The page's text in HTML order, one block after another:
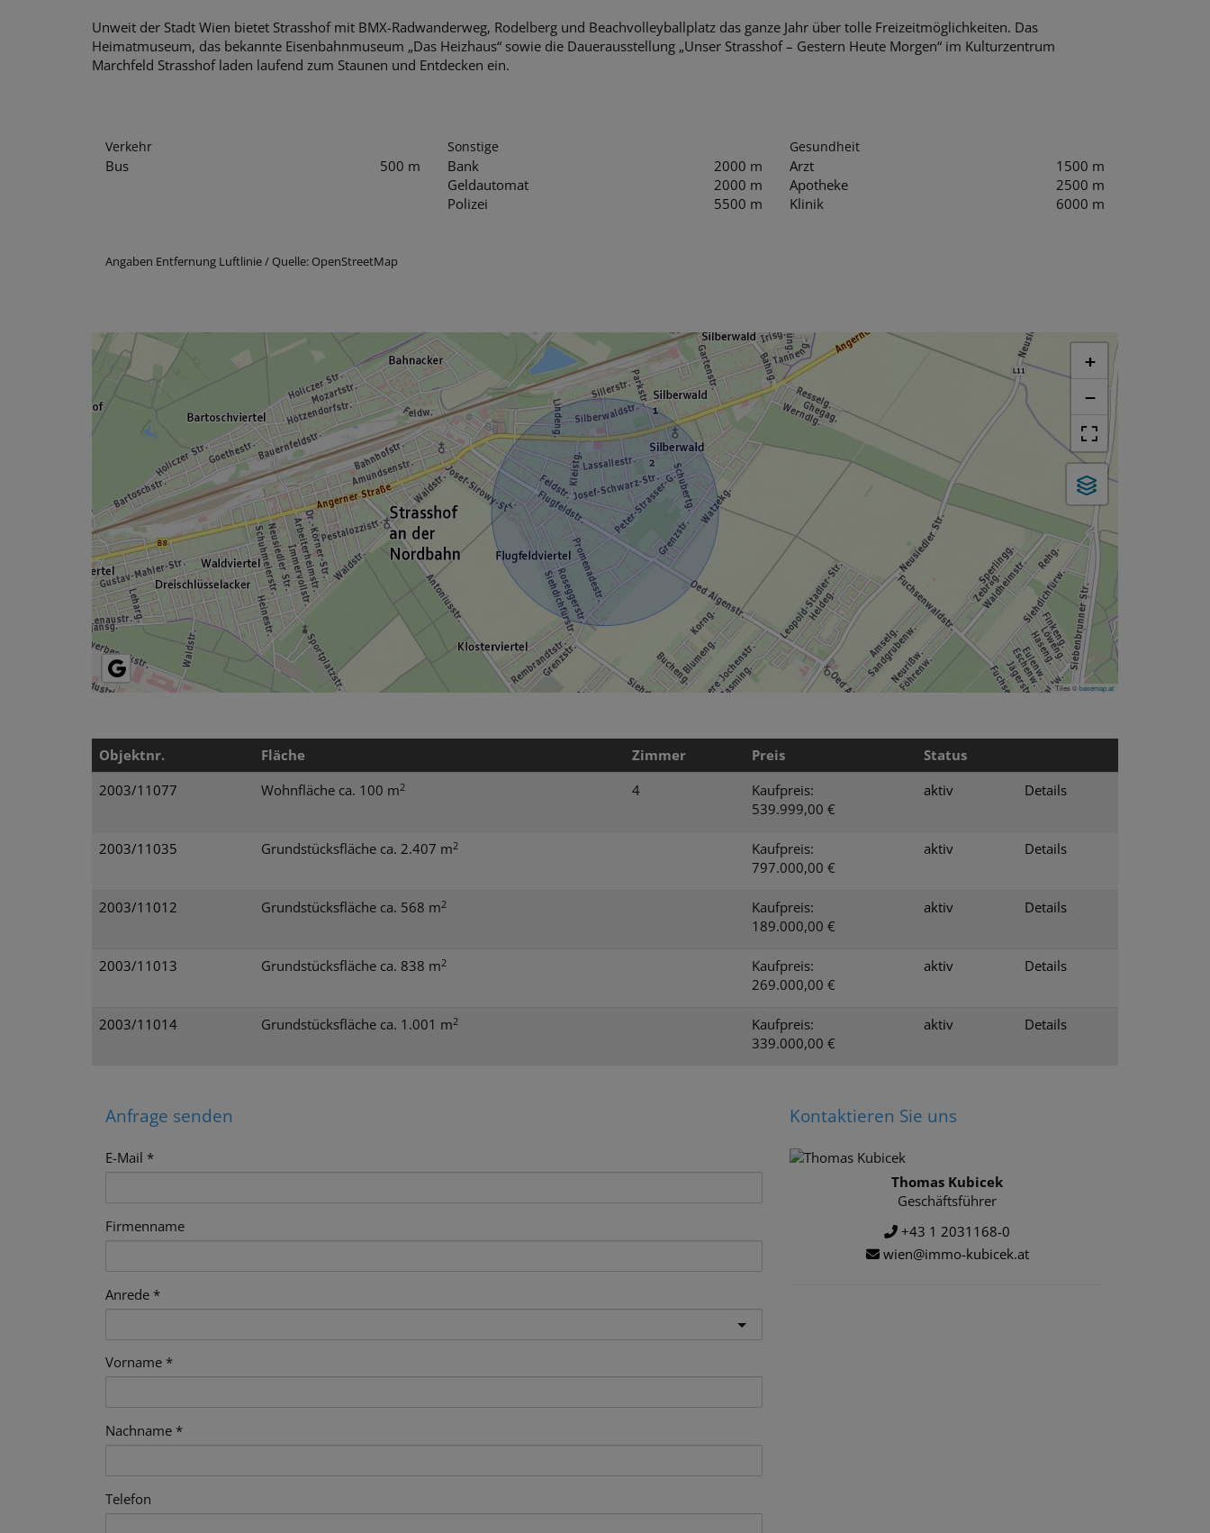
Unweit der Stadt Wien bietet Strasshof mit BMX-Radwanderweg, Rodelberg und Beachvolleyballplatz das ganze Jahr über tolle Freizeitmöglichkeiten. Das
Heimatmuseum, das bekannte Eisenbahnmuseum „Das Heizhaus“ sowie die Dauerausstellung „Unser Strasshof – Gestern Heute Morgen“ im Kulturzentrum
Marchfeld Strasshof laden laufend zum Staunen und Entdecken ein.
Verkehr
Bus 500 m
Sonstige
Bank
2000 m
Geldautomat
2000 m
Polizei
5500 m
Gesundheit
Arzt
1500 m
Apotheke
2500 m
Klinik
6000 m
Angaben Entfernung Luftlinie / Quelle: OpenStreetMap
+
−
Tiles ©basemap.at
Objektnr. Fläche Zimmer Preis
Status
2003/11077
Wohnfläche ca. 100 m2 4
Kaufpreis:
539.999,00 €
aktiv Details
2003/11035 Grundstücksfläche ca. 2.407 m2
Kaufpreis:
797.000,00 €
aktiv Details
2003/11012 Grundstücksfläche ca. 568 m2
Kaufpreis:
189.000,00 €
aktiv Details
2003/11013 Grundstücksfläche ca. 838 m2
Kaufpreis:
269.000,00 €
aktiv Details
2003/11014 Grundstücksfläche ca. 1.001 m2
Kaufpreis:
339.000,00 €
aktiv Details
Anfrage senden
E-Mail
Firmenname
Anrede
Vorname
Nachname
Telefon
Kontaktieren Sie uns
Thomas Kubicek
Geschäftsführer
+43 1 2031168-0
wien@immo-kubicek.at